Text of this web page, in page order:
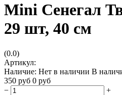
Mini Сенегал
29 шт, 40 см
(0.0)
Артикул:
Наличие: Нет в наличии В
350 руб 0 руб
−
+